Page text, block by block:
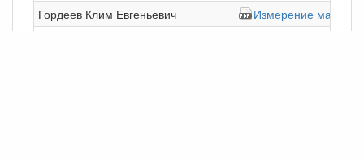
Гордеев Клим Евгеньевич
Измерение малых